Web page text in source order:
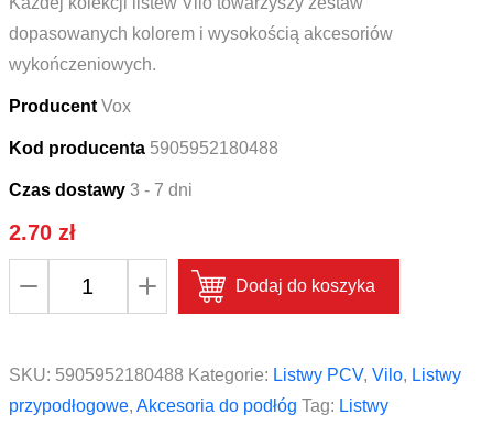
dopasowanych kolorem i wysokością akcesoriów
wykończeniowych.
Producent Vox
Kod producenta 5905952180488
Czas dostawy 3 - 7 dni
2.70 zł
listwy
Dodaj do koszyka
SKU: 5905952180488 Kategorie: Listwy PCV, Vilo, Listwy
przypodłogowe, Akcesoria do podłóg Tag: Listwy